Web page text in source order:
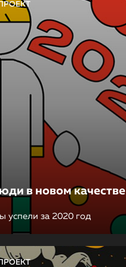
в новом качестве
успели за 2020 год